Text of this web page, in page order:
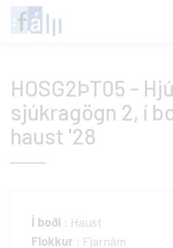
Fara
í
HOSG2ÞT05 -
sjúkragögn 2, í
haust '28
Í boði : Haust
Flokkur : Fjarnám